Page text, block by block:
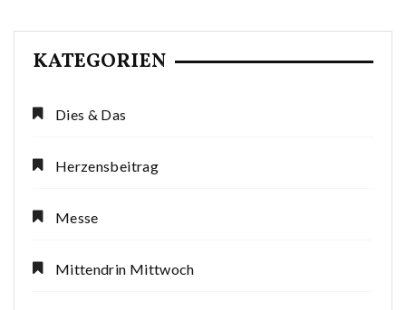
KATEGORIEN
Dies & Das
Herzensbeitrag
Messe
Mittendrin Mittwoch